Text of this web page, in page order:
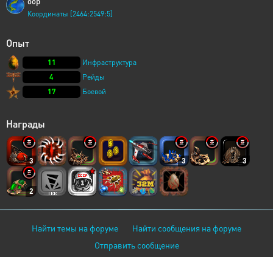
Координаты [2464:2549:5]
Опыт
11
Инфраструктура
4
Рейды
17
Боевой
Награды
3 3 3
2
Найти темы на форуме
Найти сообщения на форуме
Отправить сообщение